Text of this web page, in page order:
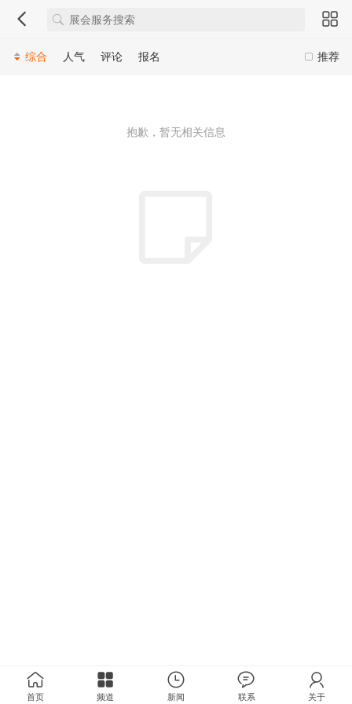
推荐
综合 人气 评论 报名
抱歉，暂无相关信息
首页 频道 新闻 联系 关于